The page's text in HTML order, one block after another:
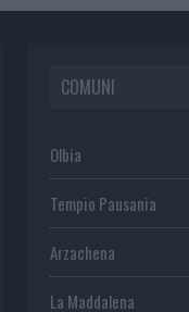
COMUNI
Olbia
Tempio Pausania
Arzachena
La Maddalena